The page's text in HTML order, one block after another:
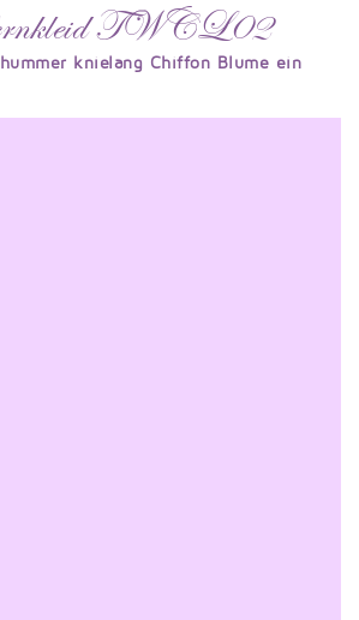
TWCL02
knielang Chiffon Blume ein